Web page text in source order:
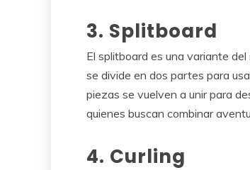
3. Splitboard
El splitboard es una variante
se divide en dos partes para
piezas se vuelven a unir para
quienes buscan combinar
4. Curling